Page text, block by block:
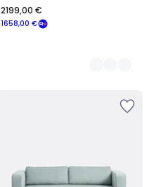
1658,00 €
2199,00 €